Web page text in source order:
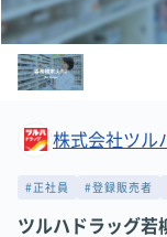
株式会社ツル
#正社員 #登録販売者
ツルハドラッグ若